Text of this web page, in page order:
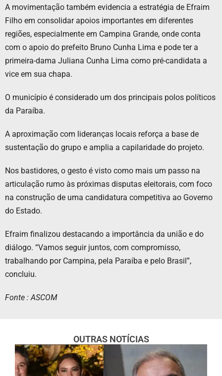
A movimentação também evidencia a estratégia de Efraim
Filho em consolidar apoios importantes em diferentes
regiões, especialmente em Campina Grande, onde conta
com o apoio do prefeito Bruno Cunha Lima e pode ter a
primeira-dama Juliana Cunha Lima como pré-candidata a
vice em sua chapa.
O município é considerado um dos principais polos políticos
da Paraíba.
A aproximação com lideranças locais reforça a base de
sustentação do grupo e amplia a capilaridade do projeto.
Nos bastidores, o gesto é visto como mais um passo na
articulação rumo às próximas disputas eleitorais, com foco
na construção de uma candidatura competitiva ao Governo
do Estado.
Efraim finalizou destacando a importância da união e do
diálogo. “Vamos seguir juntos, com compromisso,
trabalhando por Campina, pela Paraíba e pelo Brasil”,
concluiu.
Fonte : ASCOM
OUTRAS NOTÍCIAS